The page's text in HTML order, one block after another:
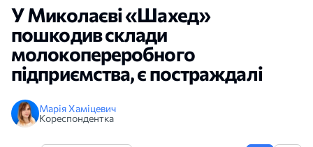
У Миколаєві «Шахед»
пошкодив склади
молокопереробного
підприємства, є постраждалі
Марія Хаміцевич
Кореспондентка